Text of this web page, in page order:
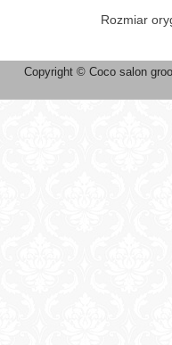
Rozmiar
Copyright © Coco salon